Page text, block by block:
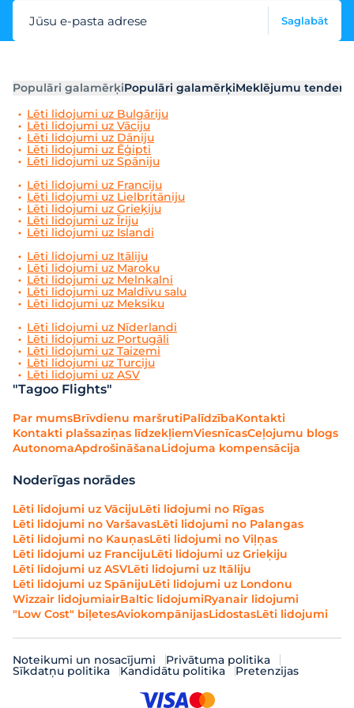
Jūsu e-pasta adrese Saglabāt
Populāri galamērķiPopulāri galamērķiMeklējumu
Lēti lidojumi uz Bulgāriju
Lēti lidojumi uz Vāciju
Lēti lidojumi uz Dāniju
Lēti lidojumi uz Ēģipti
Lēti lidojumi uz Spāniju
Lēti lidojumi uz Franciju
Lēti lidojumi uz Lielbritāniju
Lēti lidojumi uz Grieķiju
Lēti lidojumi uz Īriju
Lēti lidojumi uz Islandi
Lēti lidojumi uz Itāliju
Lēti lidojumi uz Maroku
Lēti lidojumi uz Melnkalni
Lēti lidojumi uz Maldīvu salu
Lēti lidojumi uz Meksiku
Lēti lidojumi uz Nīderlandi
Lēti lidojumi uz Portugāli
Lēti lidojumi uz Taizemi
Lēti lidojumi uz Turciju
Lēti lidojumi uz ASV
"Tagoo Flights"
Par mumsBrīvdienu maršrutiPalīdzībaKontakti
Kontakti plašsaziņas līdzekļiemViesnīcasCeļojumu blogs
AutonomaApdrošināšanaLidojuma kompensācija
Noderīgas norādes
Lēti lidojumi uz VācijuLēti lidojumi no Rīgas
Lēti lidojumi no VaršavasLēti lidojumi no Palangas
Lēti lidojumi no KauņasLēti lidojumi no Viļņas
Lēti lidojumi uz FrancijuLēti lidojumi uz Grieķiju
Lēti lidojumi uz ASVLēti lidojumi uz Itāliju
Lēti lidojumi uz SpānijuLēti lidojumi uz Londonu
Wizzair lidojumiairBaltic lidojumiRyanair lidojumi
"Low Cost" biļetesAviokompānijasLidostasLēti lidojumi
Noteikumi un nosacījumi Privātuma politika
Sīkdatņu politika Kandidātu politika Pretenzijas